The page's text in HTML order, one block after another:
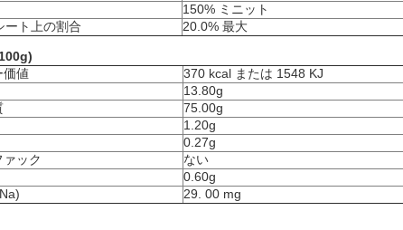
150% ミニット
ート上の割合
20.0% 最大
価値
370 kcal または 1548 KJ
13.80g
75.00g
1.20g
0.27g
ァック
ない
0.60g
29. 00 mg